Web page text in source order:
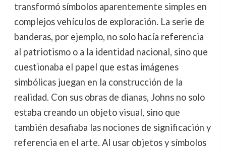
transformó símbolos aparentemente simples en
complejos vehículos de exploración. La serie de
banderas, por ejemplo, no solo hacía referencia
al patriotismo o a la identidad nacional, sino que
cuestionaba el papel que estas imágenes
simbólicas juegan en la construcción de la
realidad. Con sus obras de dianas, Johns no solo
estaba creando un objeto visual, sino que
también desafiaba las nociones de significación y
referencia en el arte. Al usar objetos y símbolos